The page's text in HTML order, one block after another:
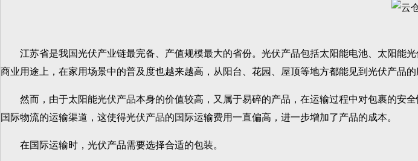
江苏省是我国光伏产业链最完备、产值规模最大的省份。光伏产品包括太阳能电池、太阳能
商业用途上，在家用场景中的普及度也越来越高，从阳台、花园、屋顶等地方都能见到光伏产品的
然而，由于太阳能光伏产品本身的价值较高，又属于易碎的产品，在运输过程中对包裹的安
国际物流的运输渠道，这使得光伏产品的国际运输费用一直偏高，进一步增加了产品的成本。
在国际运输时，光伏产品需要选择合适的包装。